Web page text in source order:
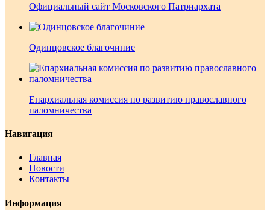
Официальный сайт Московского Патриархата
Одинцовское благочиние
Епархиальная комиссия по развитию православного
паломничества
Навигация
Главная
Новости
Контакты
Информация